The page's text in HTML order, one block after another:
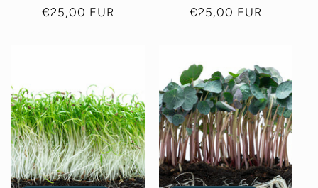
Normaler
€25,00 EUR
Normaler
€25,00 EUR